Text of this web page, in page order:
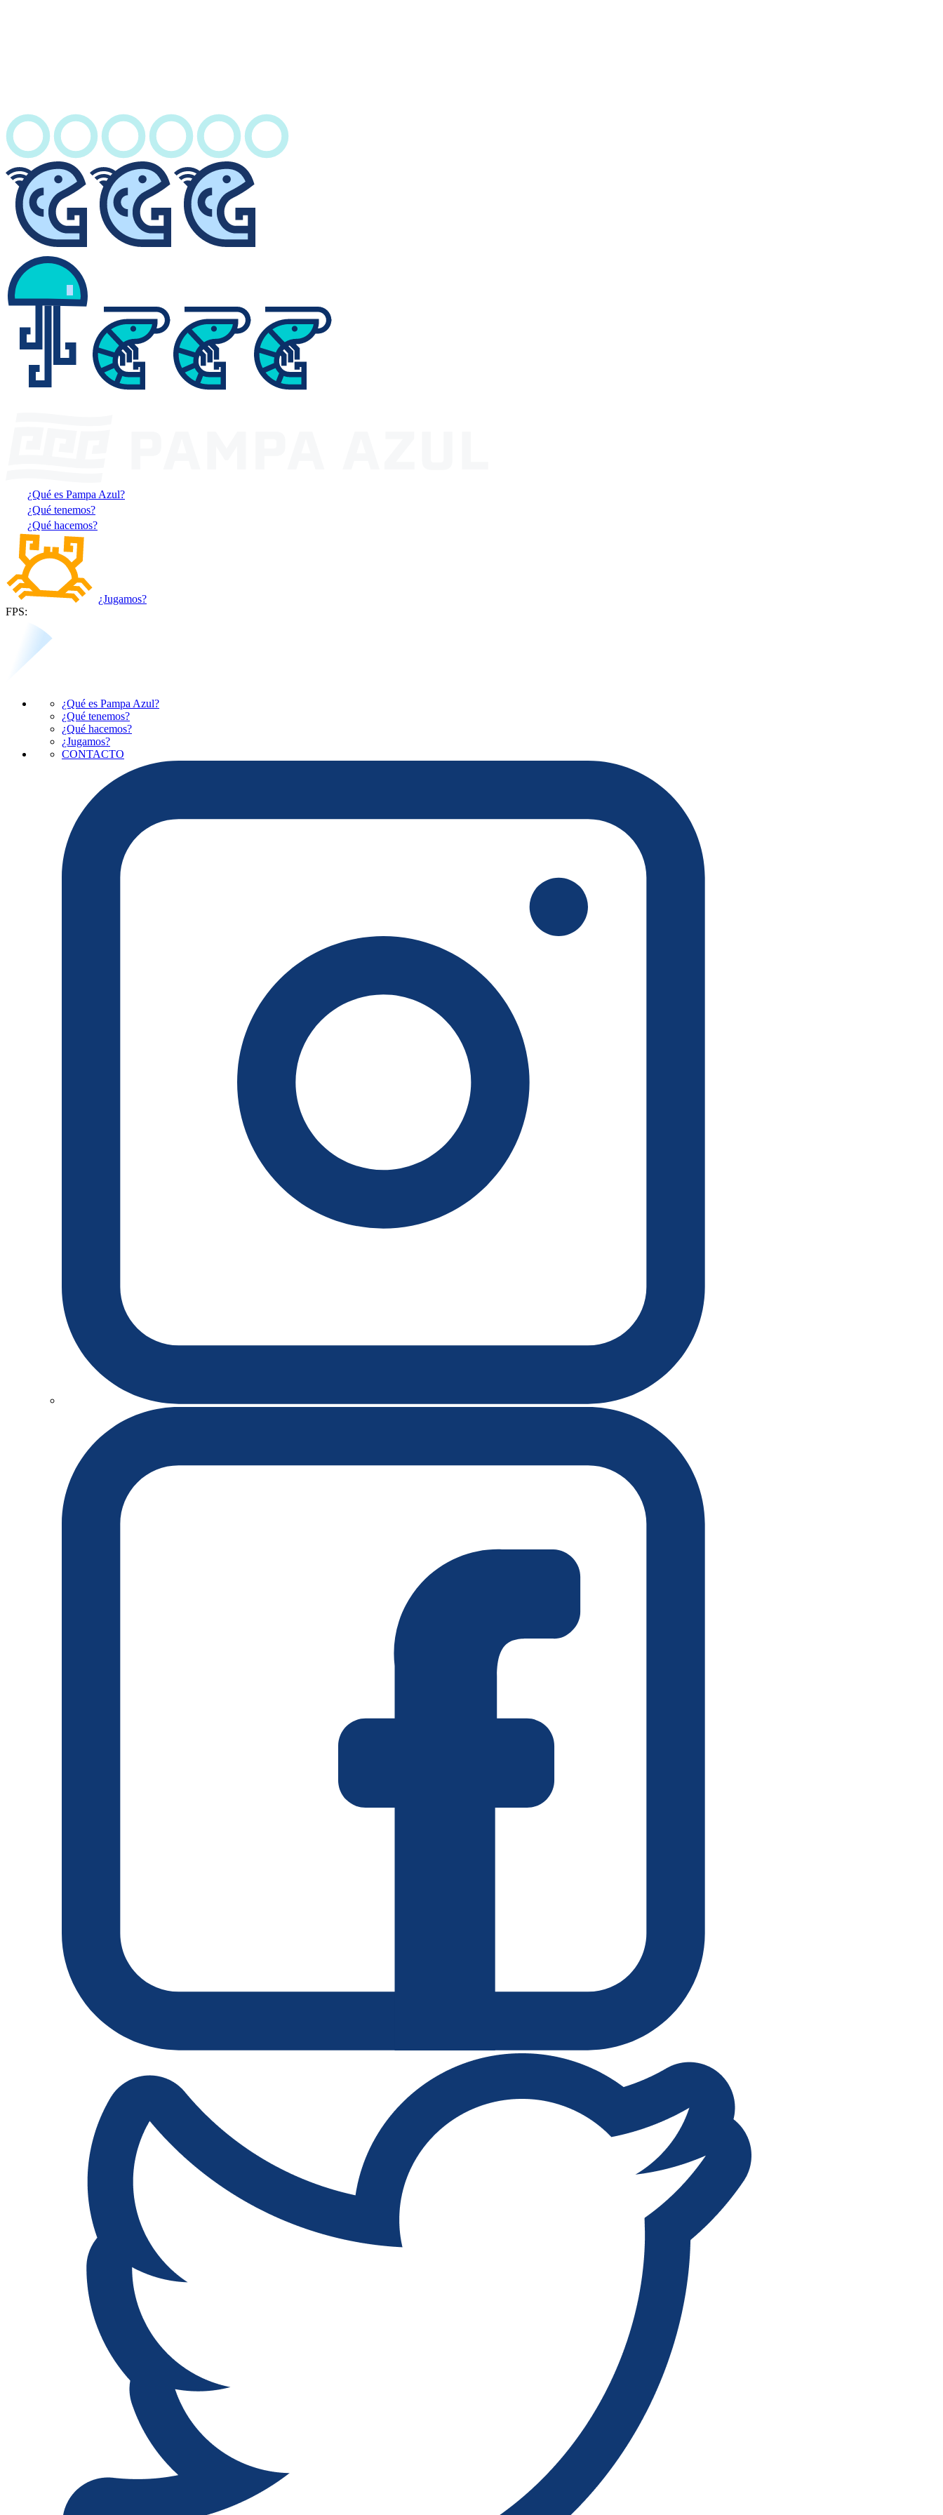
¿Qué es Pampa Azul?
¿Qué tenemos?
¿Qué hacemos?
¿Jugamos?
FPS:
¿Qué es Pampa Azul?
¿Qué tenemos?
¿Qué hacemos?
¿Jugamos?
CONTACTO